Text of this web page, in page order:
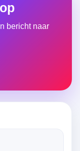
bericht naar